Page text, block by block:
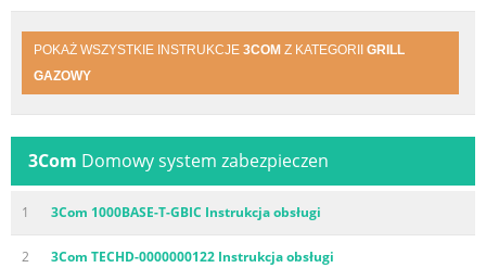
POKAŻ WSZYSTKIE INSTRUKCJE 3COM Z KATEGORII GRILL
GAZOWY
3Com Domowy system zabezpieczen
1 3Com 1000BASE-T-GBIC Instrukcja obsługi
2 3Com TECHD-0000000122 Instrukcja obsługi